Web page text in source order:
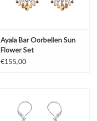
Ayala Bar Oorbellen Sun
Flower Set
€155,00